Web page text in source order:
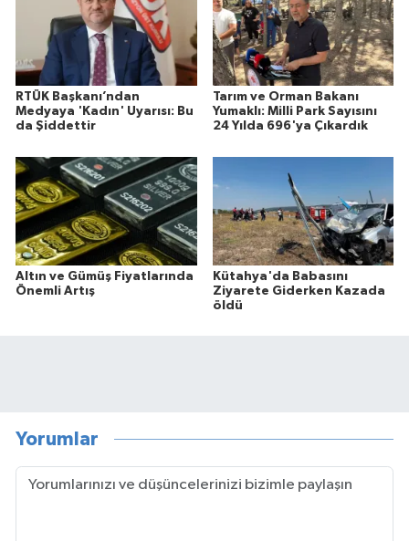
RTÜK Başkanı’ndan
Medyaya 'Kadın' Uyarısı: Bu
da Şiddettir
Tarım ve Orman Bakanı
Yumaklı: Milli Park Sayısını
24 Yılda 696'ya Çıkardık
Altın ve Gümüş Fiyatlarında
Önemli Artış
Kütahya'da Babasını
Ziyarete Giderken Kazada
öldü
Yorumlar